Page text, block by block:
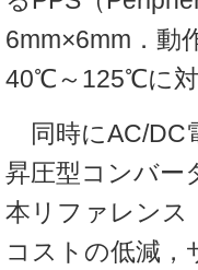
6mm×6mm．動
40℃～125℃に対
同時にAC/DC
昇圧型コンバー
本リファレンス
コストの低減，